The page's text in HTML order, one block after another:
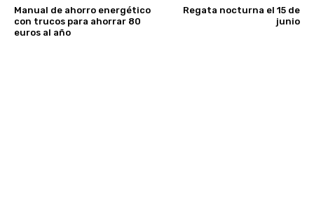
Manual de ahorro energético
con trucos para ahorrar 80
euros al año
Regata nocturna el 15 de
junio